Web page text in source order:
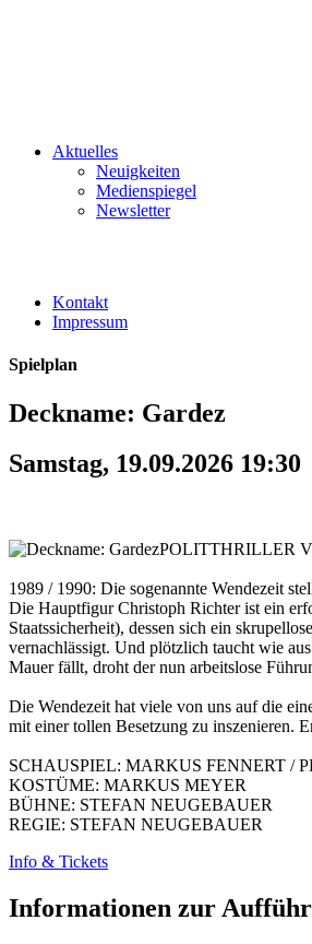
Aktuelles
Neuigkeiten
Medienspiegel
Newsletter
Kontakt
Impressum
Spielplan
Deckname: Gardez
Samstag, 19.09.2026 19:30
POLITTHRILLER
1989 / 1990: Die sogenannte Wendezeit
Die Hauptfigur Christoph Richter ist ein
Staatssicherheit), dessen sich ein
vernachlässigt. Und plötzlich taucht wie
Mauer fällt, droht der nun arbeitslose
Die Wendezeit hat viele von uns auf die
mit einer tollen Besetzung zu inszenieren.
SCHAUSPIEL: MARKUS FENNERT /
KOSTÜME: MARKUS MEYER
BÜHNE: STEFAN NEUGEBAUER
REGIE: STEFAN NEUGEBAUER
Info & Tickets
Informationen zur